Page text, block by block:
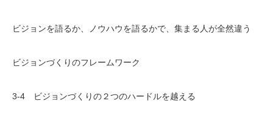
ビジョンを語るか、ノウハウを語るかで、集まる人が全然違う
ビジョンづくりのフレームワーク
3-4 ビジョンづくりの２つのハードルを越える